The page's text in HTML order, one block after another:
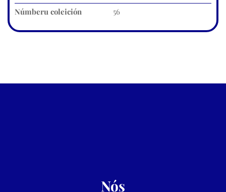
Númberu coleición
56
Nós